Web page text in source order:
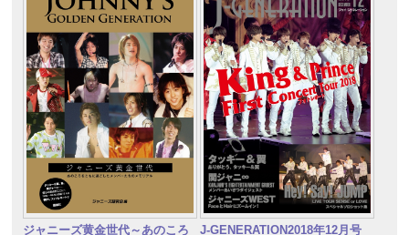
ジャニーズ黄金世代～あのころ
J-GENERATION2018年12月号